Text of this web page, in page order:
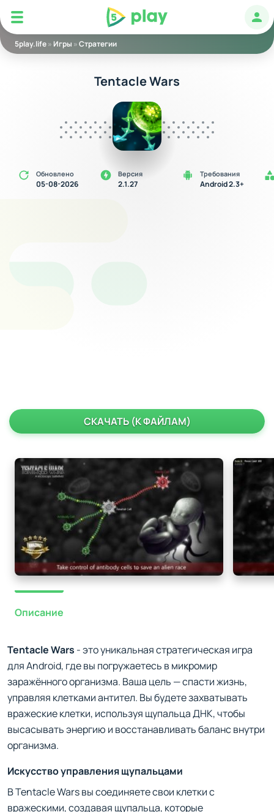
5play
5play.life» Игры »Стратегии
Tentacle Wars
Обновлено
05-08-2026
Версия
2.1.27
Требования
Android 2.3+
СКАЧАТЬ (К ФАЙЛАМ)
Описание
Tentacle Wars - это уникальная стратегическая игра
для Android, где вы погружаетесь в микромир
заражённого организма. Ваша цель — спасти жизнь,
управляя клетками антител. Вы будете захватывать
вражеские клетки, используя щупальца ДНК, чтобы
высасывать энергию и восстанавливать баланс внутри
организма.
Искусство управления щупальцами
В Tentacle Wars вы соединяете свои клетки с
вражескими, создавая щупальца, которые